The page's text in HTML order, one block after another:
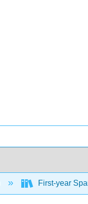
First-year